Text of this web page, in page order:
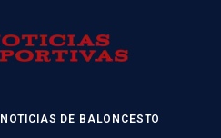
NOTICIAS DE BALONCESTO